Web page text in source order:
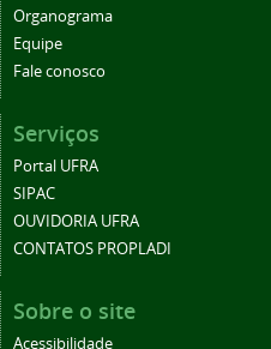
Organograma
Equipe
Fale conosco
Serviços
Portal UFRA
SIPAC
OUVIDORIA UFRA
CONTATOS PROPLADI
Sobre o site
Acessibilidade